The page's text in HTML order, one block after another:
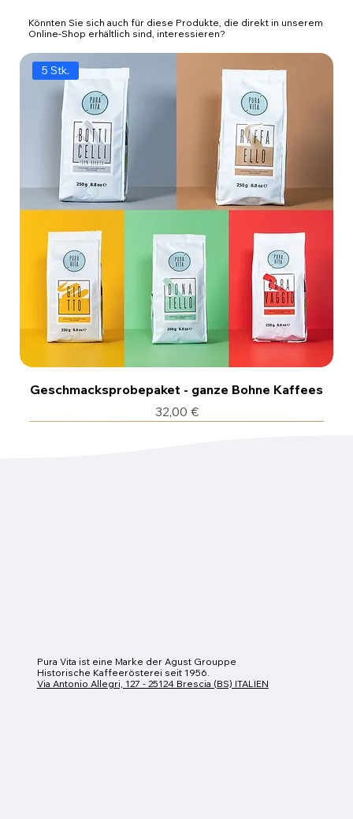
Könnten Sie sich auch für diese Produkte, die direkt in unserem
Online-Shop erhältlich sind, interessieren?
5 Stk.
Geschmacksprobepaket - ganze Bohne Kaffees
Preis
32,00 €
Pura Vita ist eine Marke der Agust Grouppe
Historische Kaffeerösterei seit 1956.
Via Antonio Allegri, 127 - 25124 Brescia (BS) ITALIEN